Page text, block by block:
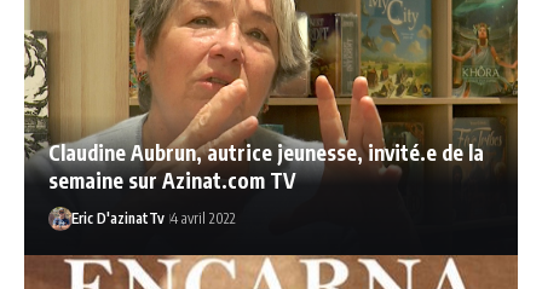
Claudine Aubrun, autrice jeunesse, invité.e de la
semaine sur Azinat.com TV
Eric D'azinatTv 4 avril 2022